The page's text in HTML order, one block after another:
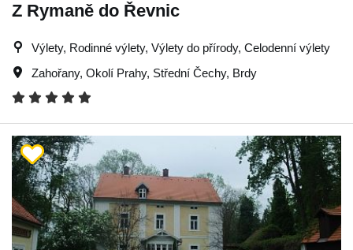
Z Rymaně do Řevnic
Výlety, Rodinné výlety, Výlety do přírody, Celodenní výlety
Zahořany, Okolí Prahy, Střední Čechy, Brdy